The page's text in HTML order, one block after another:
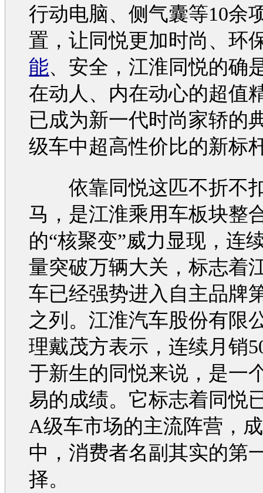
行动电脑、侧气囊等10余
置，让同悦更加时尚、环
能、安全，江淮同悦的确
在动人、内在动心的超值
已成为新一代时尚家轿的
级车中超高性价比的新标
依靠同悦这匹不折不
马，是江淮乘用车板块整
的“核聚变”威力显现，连
量突破万辆大关，标志着
车已经强势进入自主品牌
之列。江淮汽车股份有限
理戴茂方表示，连续月销
于新生的 同悦来说，是一
易的成绩。它标志着同悦
A级车市场的主流阵营，
中，消费者名副其实的第
择。